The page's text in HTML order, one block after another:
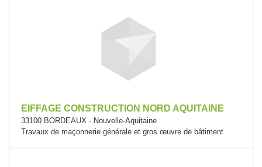
EIFFAGE CONSTRUCTION NORD AQUITAINE
33100 BORDEAUX - Nouvelle-Aquitaine
Travaux de maçonnerie générale et gros œuvre de bâtiment